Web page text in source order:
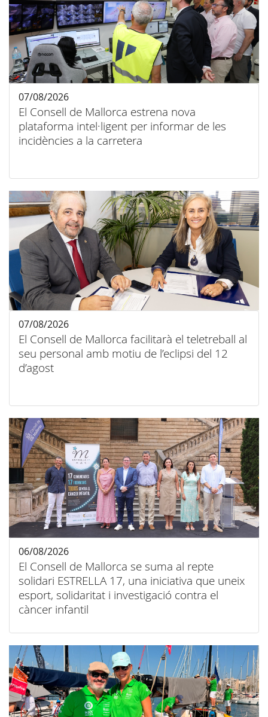
El Consell de Mallorca estrena nova
plataforma intel·ligent per informar de les
incidències a la carretera
07/08/2026
El Consell de Mallorca facilitarà el teletreball al
seu personal amb motiu de l’eclipsi del 12
d’agost
07/08/2026
El Consell de Mallorca se suma al repte
solidari ESTRELLA 17, una iniciativa que uneix
esport, solidaritat i investigació contra el
càncer infantil
06/08/2026